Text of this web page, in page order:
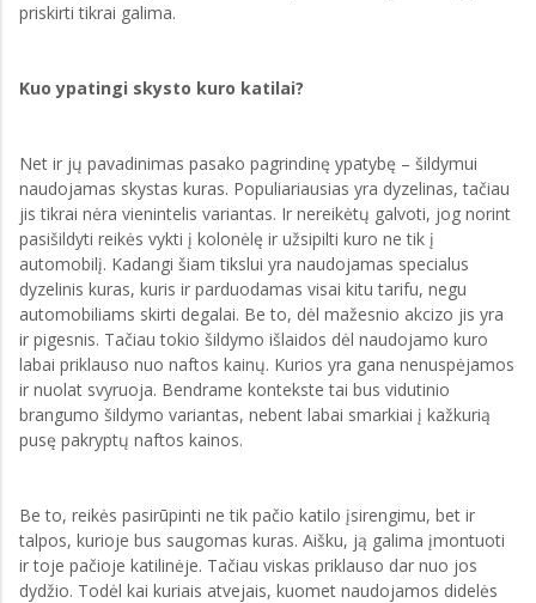
priskirti tikrai galima.
Kuo ypatingi skysto kuro katilai?
Net ir jų pavadinimas pasako pagrindinę ypatybę – šildymui
naudojamas skystas kuras. Populiariausias yra dyzelinas, tačiau
jis tikrai nėra vienintelis variantas. Ir nereikėtų galvoti, jog norint
pasišildyti reikės vykti į kolonėlę ir užsipilti kuro ne tik į
automobilį. Kadangi šiam tikslui yra naudojamas specialus
dyzelinis kuras, kuris ir parduodamas visai kitu tarifu, negu
automobiliams skirti degalai. Be to, dėl mažesnio akcizo jis yra
ir pigesnis. Tačiau tokio šildymo išlaidos dėl naudojamo kuro
labai priklauso nuo naftos kainų. Kurios yra gana nenuspėjamos
ir nuolat svyruoja. Bendrame kontekste tai bus vidutinio
brangumo šildymo variantas, nebent labai smarkiai į kažkurią
pusę pakryptų naftos kainos.
Be to, reikės pasirūpinti ne tik pačio katilo įsirengimu, bet ir
talpos, kurioje bus saugomas kuras. Aišku, ją galima įmontuoti
ir toje pačioje katilinėje. Tačiau viskas priklauso dar nuo jos
dydžio. Todėl kai kuriais atvejais, kuomet naudojamos didelės